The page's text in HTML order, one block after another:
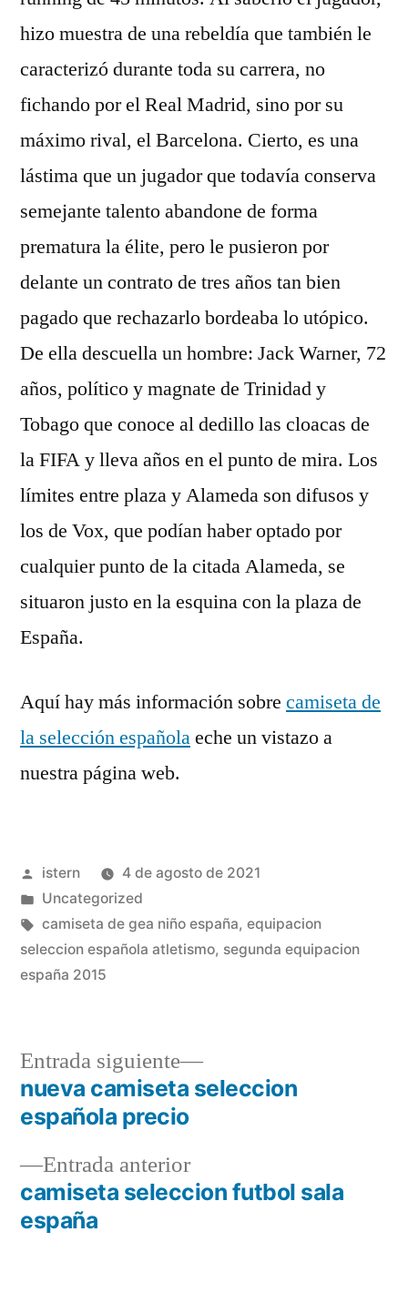
hizo muestra de una rebeldía que también le
caracterizó durante toda su carrera, no
fichando por el Real Madrid, sino por su
máximo rival, el Barcelona. Cierto, es una
lástima que un jugador que todavía conserva
semejante talento abandone de forma
prematura la élite, pero le pusieron por
delante un contrato de tres años tan bien
pagado que rechazarlo bordeaba lo utópico.
De ella descuella un hombre: Jack Warner, 72
años, político y magnate de Trinidad y
Tobago que conoce al dedillo las cloacas de
la FIFA y lleva años en el punto de mira. Los
límites entre plaza y Alameda son difusos y
los de Vox, que podían haber optado por
cualquier punto de la citada Alameda, se
situaron justo en la esquina con la plaza de
España.
Aquí hay más información sobre camiseta de
la selección españolaeche un vistazo a
nuestra página web.
Publicado
por
istern
4 de agosto de 2021
Publicado
en
Uncategorized
Etiquetas:
camiseta de gea niño españa, equipacion
seleccion española atletismo, segunda equipacion
españa 2015
Navegación
entradas
Entrada anteriorEntrada
anterior:
camiseta seleccion futbol sala
españa
Entrada siguiente
Entrada
siguiente:
nueva camiseta seleccion
española precio